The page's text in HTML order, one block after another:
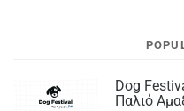
Dog
Παλιό